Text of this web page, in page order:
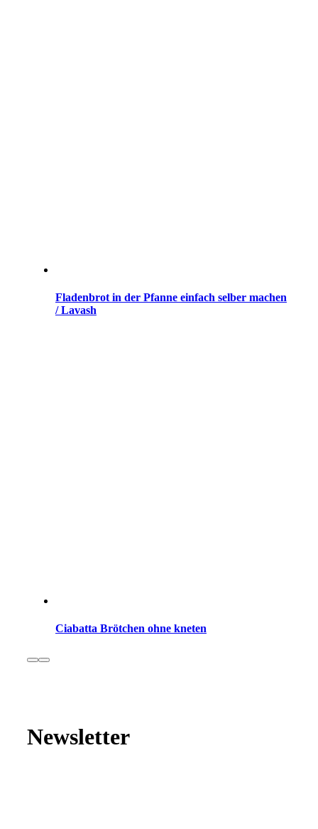
Fladenbrot in der Pfanne einfach selber machen
/ Lavash
Ciabatta Brötchen ohne kneten
Newsletter